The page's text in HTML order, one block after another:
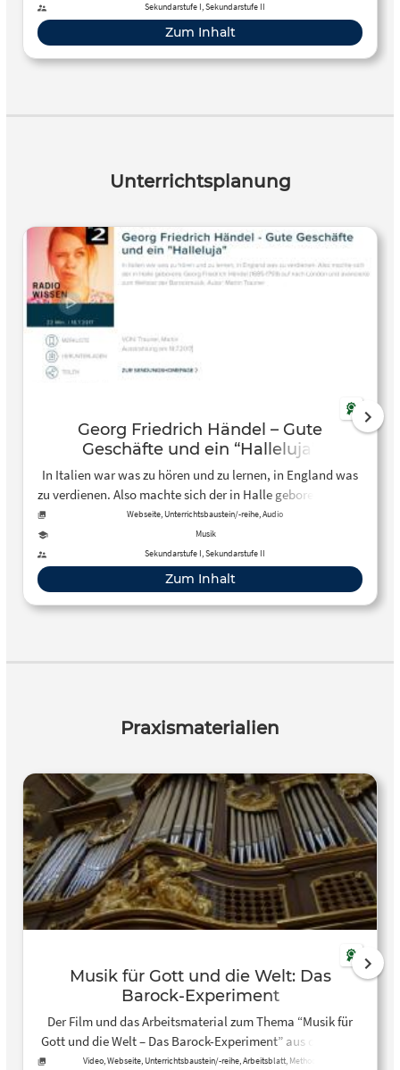
Sekundarstufe I, Sekundarstufe II
Zum Inhalt
Unterrichtsplanung
Georg Friedrich Händel – Gute
Geschäfte und ein “Halleluja”
In Italien war was zu hören und zu lernen, in England was
zu verdienen. Also machte sich der in Halle geborene Georg
Friedrich Händel (1685-1759) auf nach London und
avancierte zum Weltstar der Barockmusik.
Webseite, Unterrichtsbaustein/-reihe, Audio
Musik
Sekundarstufe I, Sekundarstufe II
Zum Inhalt
Praxismaterialien
Musik für Gott und die Welt: Das
Barock-Experiment
Der Film und das Arbeitsmaterial zum Thema “Musik für
Gott und die Welt – Das Barock-Experiment” aus der Reihe
“Planet Schule – Wissenspool” nimmt die Schülerinnen
Video, Webseite, Unterrichtsbaustein/-reihe, Arbeitsblatt, Methoden